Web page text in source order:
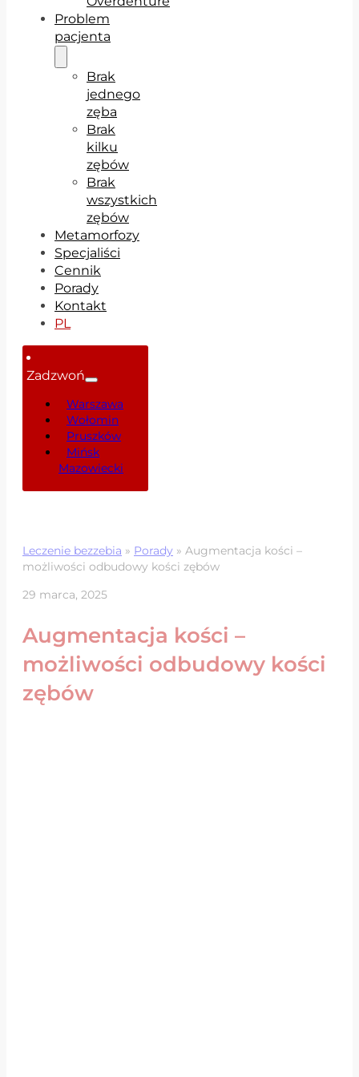
Problem
pacjenta
Brak
jednego
zęba
Brak
kilku
zębów
Brak
wszystkich
zębów
Metamorfozy
Specjaliści
Cennik
Porady
Kontakt
PL
Zadzwoń
Warszawa
Wołomin
Pruszków
Mińsk
Mazowiecki
Leczenie bezzebia » Porady » Augmentacja kości –
możliwości odbudowy kości zębów
29 marca, 2025
Augmentacja kości –
możliwości odbudowy kości
zębów